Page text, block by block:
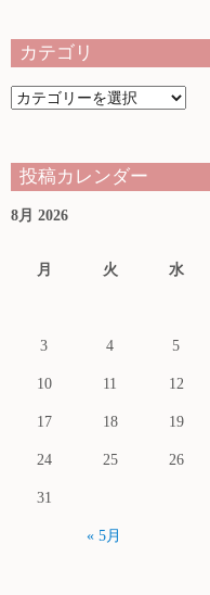
カテゴリ
カ
テ
投稿カレンダー
8月 2026
月 火 水
3 4 5
10 11 12
17 18 19
24 25 26
31
« 5月